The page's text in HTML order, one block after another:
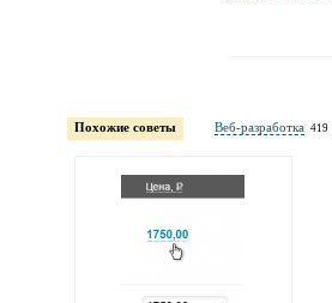
обязательны
Электронная
Похожие советы Веб-разработка 419